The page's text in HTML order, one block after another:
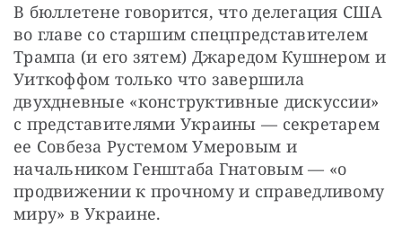
В бюллетене говорится, что делегация США
во главе со старшим спецпредставителем
Трампа (и его зятем) Джаредом Кушнером и
Уиткоффом только что завершила
двухдневные «конструктивные дискуссии»
с представителями Украины — секретарем
ее Совбеза Рустемом Умеровым и
начальником Генштаба Гнатовым — «о
продвижении к прочному и справедливому
миру» в Украине.